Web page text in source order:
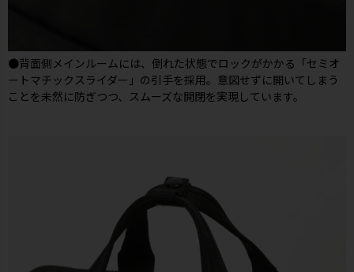
●背面側メインルームには、倒れた状態でロックがかかる「セミオ
ートマチックスライダー」の引手を採用。意図せずに開いてしまう
ことを未然に防ぎつつ、スムーズな開閉を実現しています。